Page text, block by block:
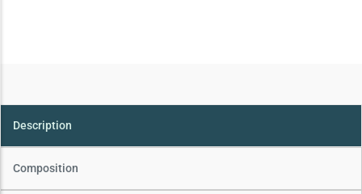
Composition
Description